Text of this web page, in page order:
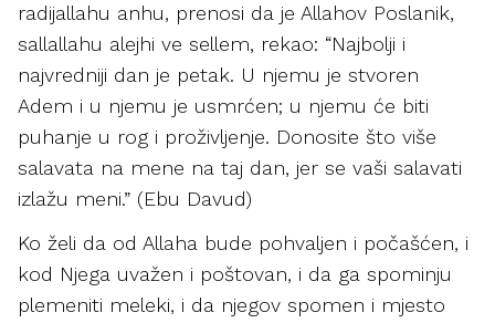
radijallahu anhu, prenosi da je Allahov Poslanik,
sallallahu alejhi ve sellem, rekao: “Najbolji i
najvredniji dan je petak. U njemu je stvoren
Adem i u njemu je usmrćen; u njemu će biti
puhanje u rog i proživljenje. Donosite što više
salavata na mene na taj dan, jer se vaši salavati
izlažu meni.” (Ebu Davud)
Ko želi da od Allaha bude pohvaljen i počašćen, i
kod Njega uvažen i poštovan, i da ga spominju
plemeniti meleki, i da njegov spomen i mjesto